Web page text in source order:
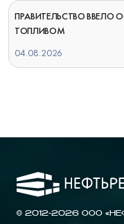
ПРАВИТЕЛЬСТВО ВВЕЛО
ТОПЛИВОМ
04.08.2026
© 2012-2026 ООО